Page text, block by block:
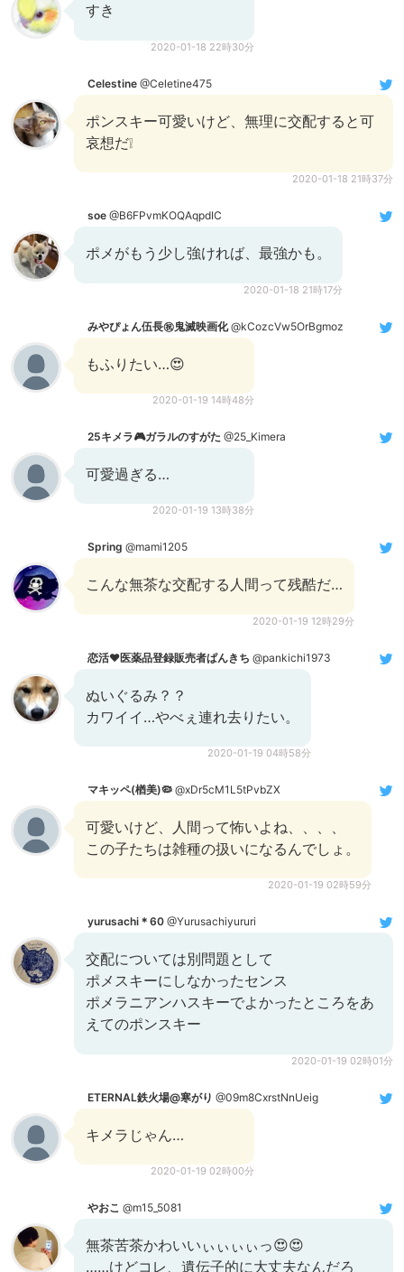
すき
2020-01-18 22時30分
Celestine @Celetine475
ポンスキー可愛いけど、無理に交配すると可
哀想だ❕
2020-01-18 21時37分
soe @B6FPvmKOQAqpdIC
ポメがもう少し強ければ、最強かも。
2020-01-18 21時17分
みやぴょん伍長㊗️鬼滅映画化@kCozcVw5OrBgmoz
もふりたい…😍
2020-01-19 14時48分
25キメラ🎮ガラルのすがた @25_Kimera
可愛過ぎる…
2020-01-19 13時38分
Spring @mami1205
こんな無茶な交配する人間って残酷だ…
2020-01-19 12時29分
恋活♥医薬品登録販売者ぱんきち @pankichi1973
ぬいぐるみ？？
カワイイ…やべぇ連れ去りたい。
2020-01-19 04時58分
マキッペ(楢美)🦠 @xDr5cM1L5tPvbZX
可愛いけど、人間って怖いよね、、、、
この子たちは雑種の扱いになるんでしょ。
2020-01-19 02時59分
yurusachi＊60 @Yurusachiyururi
交配については別問題として
ポメスキーにしなかったセンス
ポメラニアンハスキーでよかったところをあ
えてのポンスキー
2020-01-19 02時01分
ETERNAL鉄火場@寒がり @09m8CxrstNnUeig
キメラじゃん…
2020-01-19 02時00分
やおこ @m15_5081
無茶苦茶かわいいぃぃぃぃっ😍😍
……けどコレ、遺伝子的に大丈夫なんだろ